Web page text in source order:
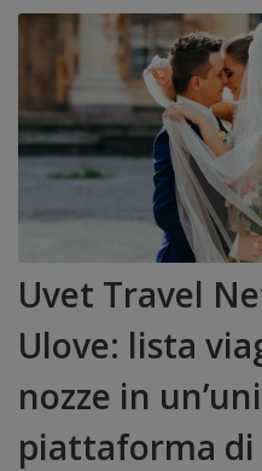
Uvet Travel
Ulove: lista
nozze in
piattaforma